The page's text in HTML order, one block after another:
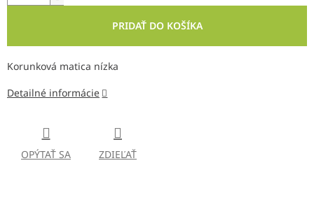
PRIDAŤ DO KOŠÍKA
Korunková matica nízka
Detailné informácie
OPÝTAŤ SA ZDIEĽAŤ